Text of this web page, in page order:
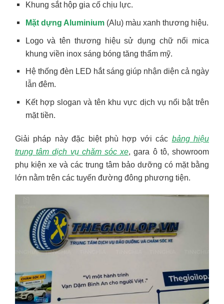
Khung sắt hộp gia cố chịu lực.
Mặt dựng Aluminium(Alu) màu xanh thương hiệu.
Logo và tên thương hiệu sử dụng chữ nổi mica
khung viền inox sáng bóng tăng thẩm mỹ.
Hệ thống đèn LED hắt sáng giúp nhận diện cả ngày
lẫn đêm.
Kết hợp slogan và tên khu vực dịch vụ nổi bật trên
mặt tiền.
Giải pháp này đặc biệt phù hợp với các bảng hiệu
trung tâm dịch vụ chăm sóc xe, gara ô tô, showroom
phụ kiện xe và các trung tâm bảo dưỡng có mặt bằng
lớn nằm trên các tuyến đường đông phương tiện.